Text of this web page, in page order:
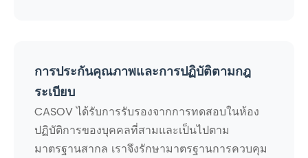
การประกันคุณภาพและการปฏิบัติตามกฎ
ระเบียบ
CASOV ได้รับการรับรองจากการทดสอบในห้อง
ปฏิบัติการของบุคคลที่สามและเป็นไปตาม
มาตรฐานสากล เราจึงรักษามาตรฐานการควบคุม